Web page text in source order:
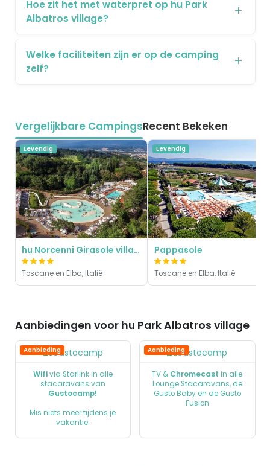
Aanbiedingen voor hu Park Albatros village
Aanbieding
Wifivia Starlink in alle
stacaravans van
Gustocamp!
Mis niets meer tijdens je
vakantie.
Aanbieding
TV & Chromecastin alle
Lounge Stacaravans, de
Gusto Baby en de Gusto
Fusion
Hoe zit het met waterpret op hu Park
Albatros village?
Welke faciliteiten zijn er op de camping
zelf?
Vergelijkbare CampingsRecent Bekeken
Levendig
hu Norcenni Girasole village
Toscane en Elba, Italië
Levendig
Pappasole
Toscane en Elba, Italië